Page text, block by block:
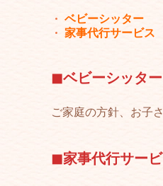
ベビーシッター
家事代行サービス
◼︎ベビーシッター
ご家庭の方針、お子
◼︎家事代行サー